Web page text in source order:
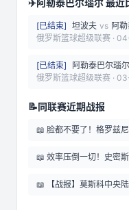
✈️阿勒泰巴尔瑙尔 最近
[已结束] 坦波夫 vs 阿
俄罗斯篮球超级联赛 ·
[已结束] 阿勒泰巴尔瑙尔
俄罗斯篮球超级联赛 ·
📝同联赛近期战报
📖 脸都不要了！格罗兹
📖 效率压倒一切！史密
📖 【战报】莫斯科中央